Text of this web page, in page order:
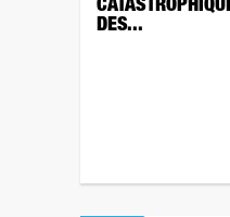
DES...